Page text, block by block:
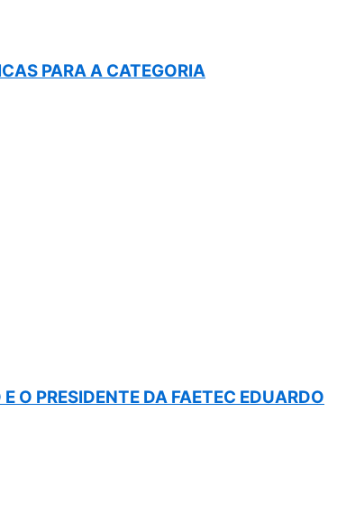
PARA A CATEGORIA
O PRESIDENTE DA FAETEC EDUARDO